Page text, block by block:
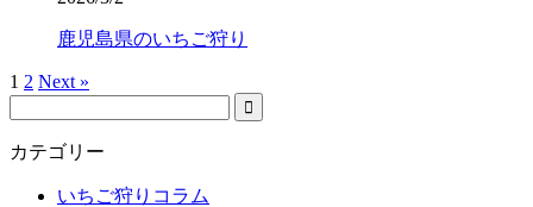
鹿児島県のいちご狩り
1 2 Next »
カテゴリー
いちご狩りコラム